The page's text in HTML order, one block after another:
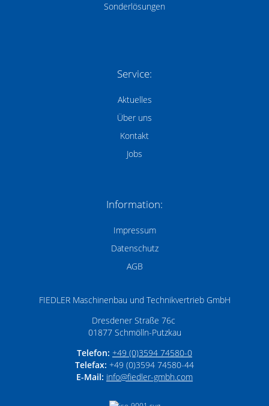
Sonderlösungen
Service:
Aktuelles
Über uns
Kontakt
Jobs
Information:
Impressum
Datenschutz
AGB
FIEDLER Maschinenbau und Technikvertrieb GmbH
Dresdener Straße 76c
01877 Schmölln-Putzkau
Telefon: +49 (0)3594 74580-0
Telefax: +49 (0)3594 74580-44
E-Mail: info­@­fiedler-gmbh­.­com